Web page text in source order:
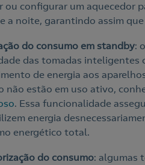
ou configurar um aquecedor
a noite, garantindo assim
do consumo em standby:
das tomadas inteligentes
de energia aos
não estão em uso ativo,
. Essa funcionalidade
energia
energético total.
do consumo: algumas